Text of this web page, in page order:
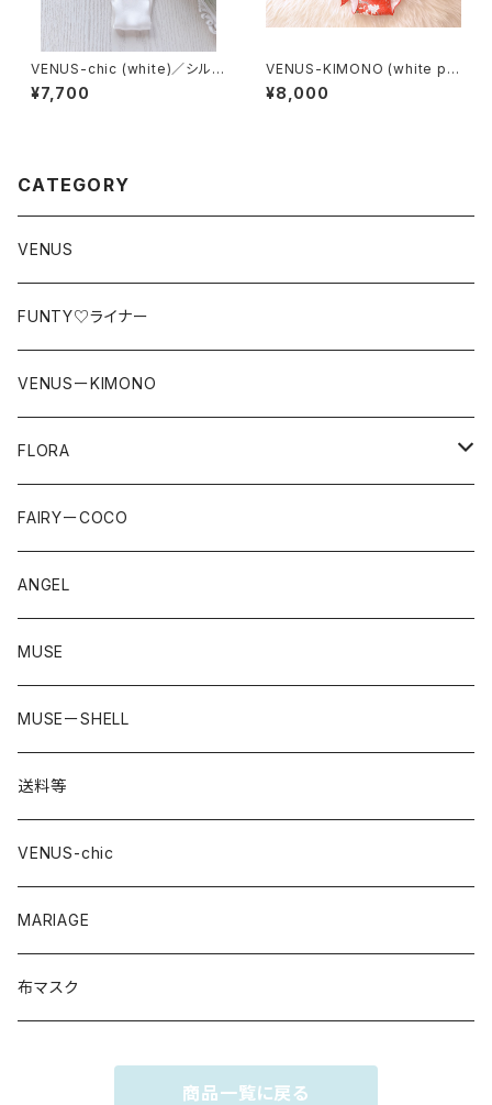
VENUS-chic (white)／シルク
100%
¥7,700
VENUS-KIMONO (white plu
m)
¥8,000
CATEGORY
VENUS
FUNTY♡ライナー
VENUSーKIMONO
FLORA
LACE
straeberry
FAIRYーCOCO
ANGEL
MUSE
MUSEーSHELL
送料等
VENUS-chic
MARIAGE
布マスク
商品一覧に戻る